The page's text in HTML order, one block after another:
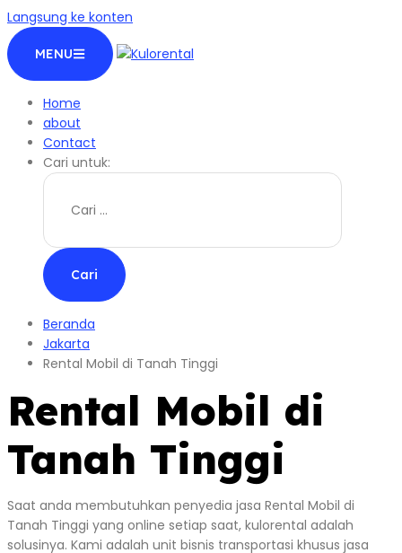
Langsung ke konten
MENU
Home
about
Contact
Cari untuk:
Beranda
Jakarta
Rental Mobil di Tanah Tinggi
Rental Mobil di
Tanah Tinggi
Saat anda membutuhkan penyedia jasa Rental Mobil di
Tanah Tinggi yang online setiap saat, kulorental adalah
solusinya. Kami adalah unit bisnis transportasi khusus jasa